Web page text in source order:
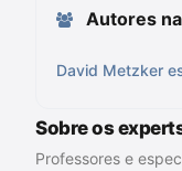
Autores
David Metzker
Sobre os
Professores e